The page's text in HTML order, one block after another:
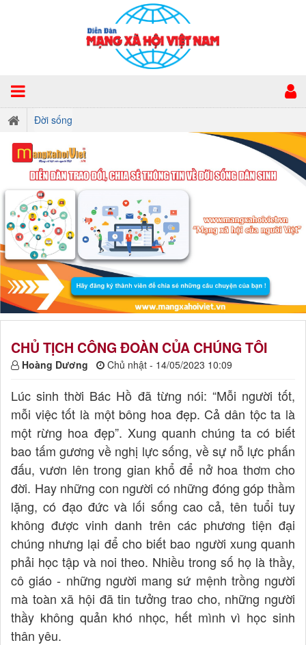
Đời sống
CHỦ TỊCH CÔNG ĐOÀN CỦA CHÚNG TÔI
Hoàng Dương Chủ nhật - 14/05/2023 10:09
Lúc sinh thời Bác Hồ đã từng nói: “Mỗi người tốt,
mỗi việc tốt là một bông hoa đẹp. Cả dân tộc ta là
một rừng hoa đẹp”. Xung quanh chúng ta có biết
bao tấm gương về nghị lực sống, về sự nỗ lực phấn
đấu, vươn lên trong gian khổ để nở hoa thơm cho
đời. Hay những con người có những đóng góp thầm
lặng, có đạo đức và lối sống cao cả, tên tuổi tuy
không được vinh danh trên các phương tiện đại
chúng nhưng lại để cho biết bao người xung quanh
phải học tập và noi theo. Nhiều trong số họ là thầy,
cô giáo - những người mang sứ mệnh trồng người
mà toàn xã hội đã tin tưởng trao cho, những người
thầy không quản khó nhọc, hết mình vì học sinh
thân yêu.